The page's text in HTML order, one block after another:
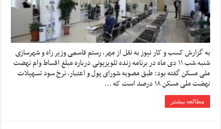
به گزارش کسب و کار نیوز به نقل از مهر، رستم قاسمی وزیر راه و شهرسازی
شنبه شب ۱۱ دی ماه در برنامه زنده تلویزیونی درباره مبلغ اقساط وام نهضت
ملی مسکن گفته بود: طبق مصوبه شورای پول و اعتبار، نرخ سود تسهیلات
نهضت ملی مسکن ۱۸ درصد است که …
مطالعه بیشتر